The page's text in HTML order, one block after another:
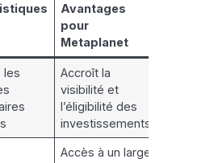
Avantages
pour
Metaplanet
les
Accroît la
visibilité et
l’éligibilité des
investissements
Accès à un large